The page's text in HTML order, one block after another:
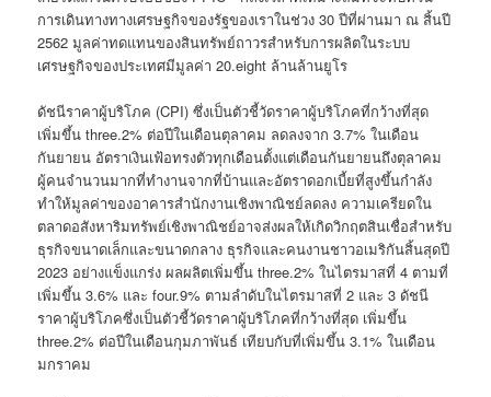
การเดินทางทางเศรษฐกิจของรัฐของเราในช่วง 30 ปีที่ผ่านมา ณ สิ้นปี
2562 มูลค่าทดแทนของสินทรัพย์ถาวรสำหรับการผลิตในระบบ
เศรษฐกิจของประเทศมีมูลค่า 20.eight ล้านล้านยูโร
ดัชนีราคาผู้บริโภค (CPI) ซึ่งเป็นตัวชี้วัดราคาผู้บริโภคที่กว้างที่สุด
เพิ่มขึ้น three.2% ต่อปีในเดือนตุลาคม ลดลงจาก 3.7% ในเดือน
กันยายน อัตราเงินเฟ้อทรงตัวทุกเดือนตั้งแต่เดือนกันยายนถึงตุลาคม
ผู้คนจำนวนมากที่ทำงานจากที่บ้านและอัตราดอกเบี้ยที่สูงขึ้นกำลัง
ทำให้มูลค่าของอาคารสำนักงานเชิงพาณิชย์ลดลง ความเครียดใน
ตลาดอสังหาริมทรัพย์เชิงพาณิชย์อาจส่งผลให้เกิดวิกฤตสินเชื่อสำหรับ
ธุรกิจขนาดเล็กและขนาดกลาง ธุรกิจและคนงานชาวอเมริกันสิ้นสุดปี
2023 อย่างแข็งแกร่ง ผลผลิตเพิ่มขึ้น three.2% ในไตรมาสที่ 4 ตามที่
เพิ่มขึ้น 3.6% และ four.9% ตามลำดับในไตรมาสที่ 2 และ 3 ดัชนี
ราคาผู้บริโภคซึ่งเป็นตัวชี้วัดราคาผู้บริโภคที่กว้างที่สุด เพิ่มขึ้น
three.2% ต่อปีในเดือนกุมภาพันธ์ เทียบกับที่เพิ่มขึ้น 3.1% ในเดือน
มกราคม